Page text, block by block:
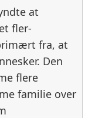
at
fler-
fra, at
Den
flere
familie over